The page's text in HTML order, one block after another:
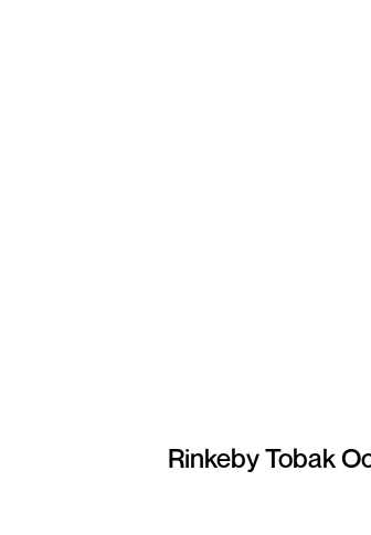
Rinkeby Tobak